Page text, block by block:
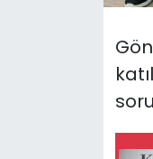
Politika
Teknoloji